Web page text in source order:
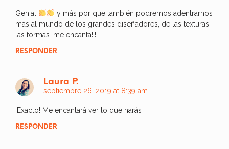
Genial
y más por que también podremos adentrarnos
más al mundo de los grandes diseñadores, de las texturas,
las formas…me encanta!!!
RESPONDER
Laura P.
septiembre 26, 2019 at 8:39 am
¡Exacto! Me encantará ver lo que harás
RESPONDER